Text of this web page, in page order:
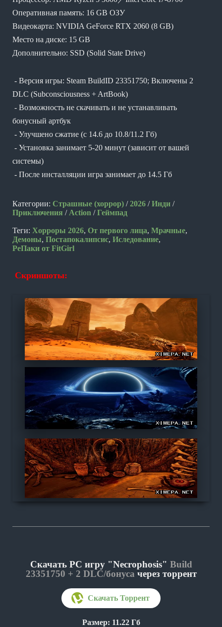
Оперативная память: 16 GB ОЗУ
Видеокарта: NVIDIA GeForce RTX 2060 (8 GB)
Место на диске: 15 GB
Дополнительно: SSD (Solid State Drive)
- Версия игры: Steam BuildID 23351750; Включены 2
DLC (Subconsciousness + ArtBook)
- Возможность не скачивать и не устанавливать
бонусный артбук
- Улучшено сжатие (с 14.6 до 10.8/11.2 Гб)
- Установка занимает 5-20 минут (зависит от вашей
системы)
- После инсталляции игра занимает до 14.5 Гб
Категории: Страшные (хоррор) /2026 /Инди /
Приключения / Action /Геймпад
Теги: Хорроры 2026, От первого лица, Мрачные,
Демоны, Постапокалипсис, Иследование,
РеПаки от FitGirl
Скриншоты:
Скачать PC игру "Necrophosis" Build
23351750 + 2 DLC/бонуса через торрент
Размер: 11.22 Гб